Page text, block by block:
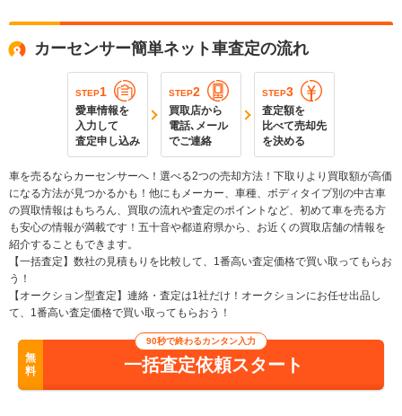
カーセンサー簡単ネット車査定の流れ
STEP1
愛車情報を
入力して
査定申し込み
STEP2
買取店から
電話､メール
でご連絡
STEP3
査定額を
比べて売却先
を決める
車を売るならカーセンサーへ！選べる2つの売却方法！下取りより買取額が高価
になる方法が見つかるかも！他にもメーカー、車種、ボディタイプ別の中古車
の買取情報はもちろん、買取の流れや査定のポイントなど、初めて車を売る方
も安心の情報が満載です！五十音や都道府県から、お近くの買取店舗の情報を
紹介することもできます。
【一括査定】数社の見積もりを比較して、1番高い査定価格で買い取ってもらお
う！
【オークション型査定】連絡・査定は1社だけ！オークションにお任せ出品し
て、1番高い査定価格で買い取ってもらおう！
無
料
90秒で終わるカンタン入力
一括査定依頼スタート